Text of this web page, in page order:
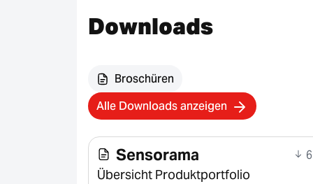
Downloads
Broschüren
Alle Downloads anzeigen
Sensorama
Übersicht Produktportfolio